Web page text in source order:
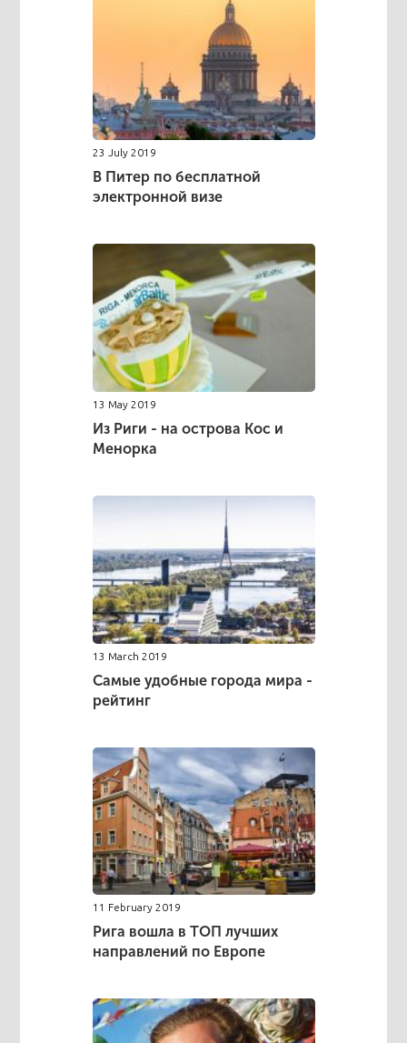
23 July 2019
В Питер по бесплатной
электронной визе
13 May 2019
Из Риги - на острова Кос и
Менорка
13 March 2019
Самые удобные города мира -
рейтинг
11 February 2019
Рига вошла в ТОП лучших
направлений по Европе